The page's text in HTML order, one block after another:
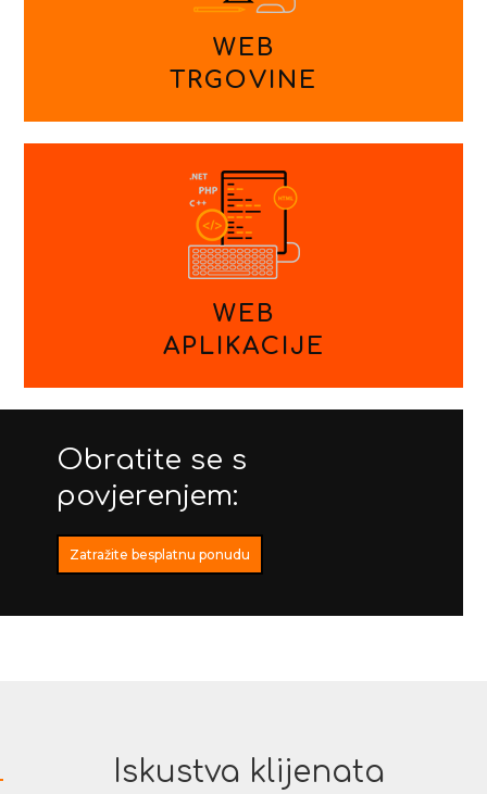
WEB
TRGOVINE
WEB
APLIKACIJE
Obratite se s
povjerenjem:
Zatražite besplatnu ponudu
Iskustva klijenata